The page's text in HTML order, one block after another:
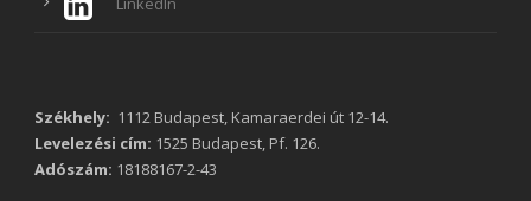
Székhely: 1112 Budapest, Kamaraerdei út 12-14.
Levelezési cím: 1525 Budapest, Pf. 126.
Adószám: 18188167-2-43